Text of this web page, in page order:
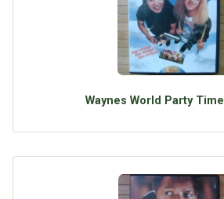
Waynes World Party Time